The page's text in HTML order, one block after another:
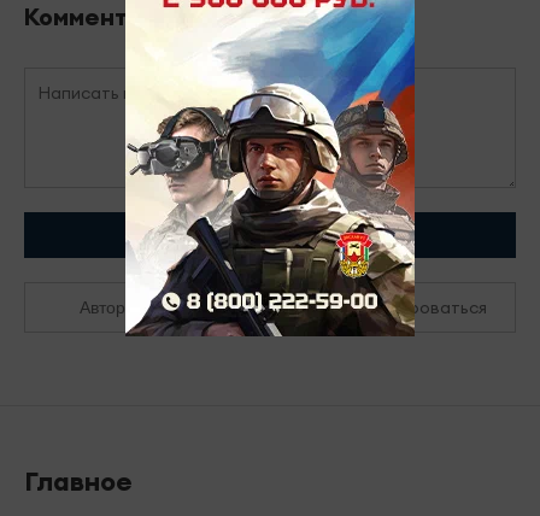
Комментарии
Отправить
Авторизоваться Зарегистрироваться
Главное